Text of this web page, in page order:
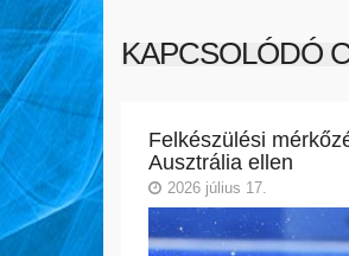
KAPCSOLÓDÓ
Felkészülési
Ausztrália ellen
2026 július 17.